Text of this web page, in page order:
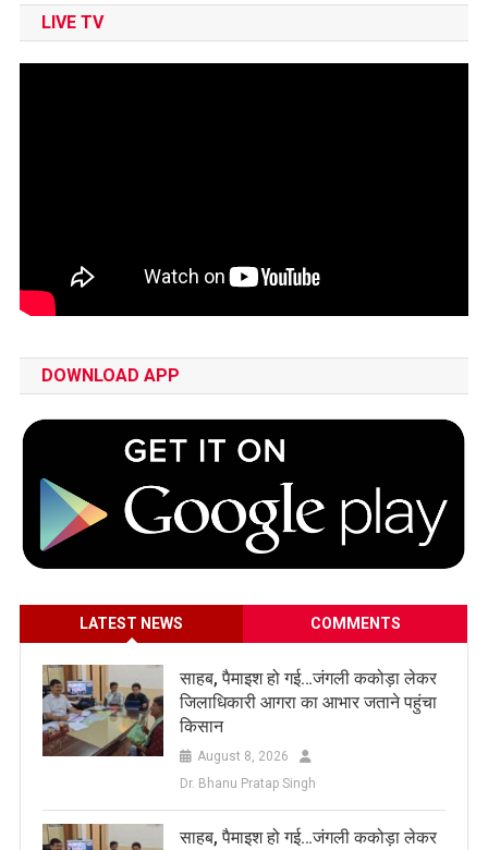
LIVE TV
DOWNLOAD APP
LATEST NEWS COMMENTS
साहब, पैमाइश हो गई…जंगली ककोड़ा लेकर
जिलाधिकारी आगरा का आभार जताने पहुंचा
किसान
August 8, 2026
Dr. Bhanu Pratap Singh
साहब, पैमाइश हो गई…जंगली ककोड़ा लेकर